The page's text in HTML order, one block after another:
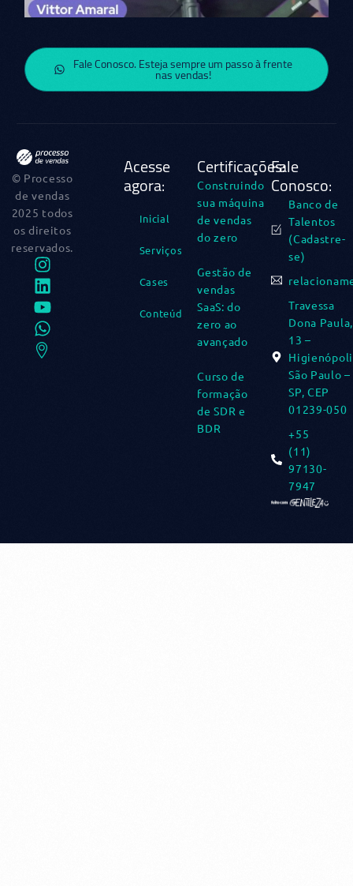
Fale Conosco. Esteja sempre um passo à frente
nas vendas!
© Processo
de vendas
2025 todos
os direitos
reservados.
Acesse
agora:
Inicial
Serviços
Cases
Conteúdos
Certificações:
Construindo
sua máquina
de vendas
do zero​
Gestão de
vendas
SaaS: do
zero ao
avançado​
Curso de
formação
de SDR e
BDR​
Fale
Conosco:
Banco de
Talentos
(Cadastre-
se)
Travessa
Dona Paula,
13 –
São Paulo –
SP, CEP
01239-050
+55
(11)
97130-
7947